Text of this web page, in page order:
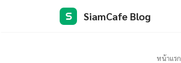
S SiamCafe Blog
หน้าแรก